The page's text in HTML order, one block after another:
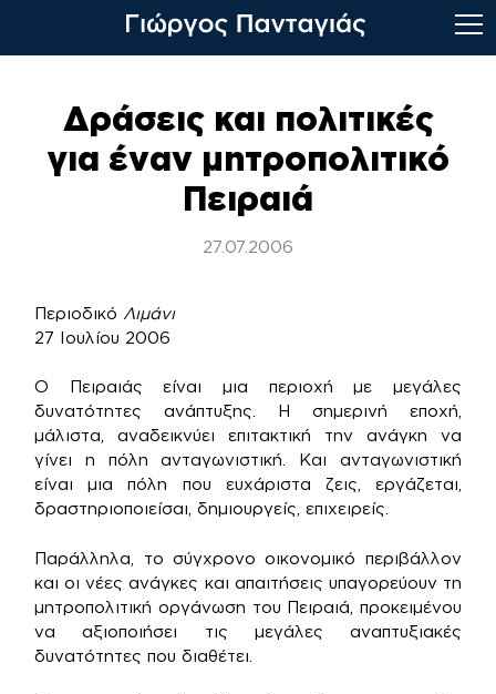
Δράσεις και πολιτικές
για έναν μητροπολιτικό
Πειραιά
27.07.2006
Περιοδικό Λιμάνι
27 Ιουλίου 2006
Ο Πειραιάς είναι μια περιοχή με μεγάλες
δυνατότητες ανάπτυξης. Η σημερινή εποχή,
μάλιστα, αναδεικνύει επιτακτική την ανάγκη να
γίνει η πόλη ανταγωνιστική. Και ανταγωνιστική
είναι μια πόλη που ευχάριστα ζεις, εργάζεται,
δραστηριοποιείσαι, δημιουργείς, επιχειρείς.
Παράλληλα, το σύγχρονο οικονομικό περιβάλλον
και οι νέες ανάγκες και απαιτήσεις υπαγορεύουν τη
μητροπολιτική οργάνωση του Πειραιά, προκειμένου
να αξιοποιήσει τις μεγάλες αναπτυξιακές
δυνατότητες που διαθέτει.